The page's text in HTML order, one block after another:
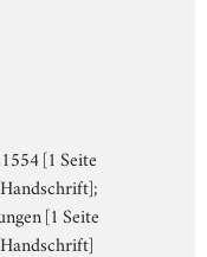
[1 Seite
[1 Seite